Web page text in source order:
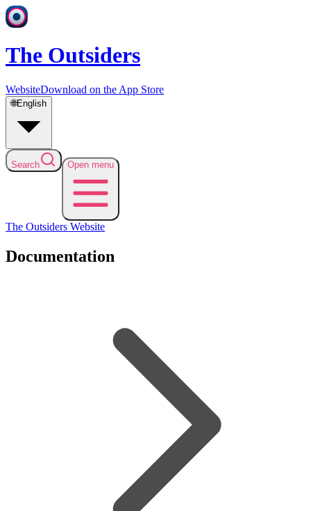
The Outsiders
WebsiteDownload on the App Store
🌐English
Search Open menu
The Outsiders Website
Documentation